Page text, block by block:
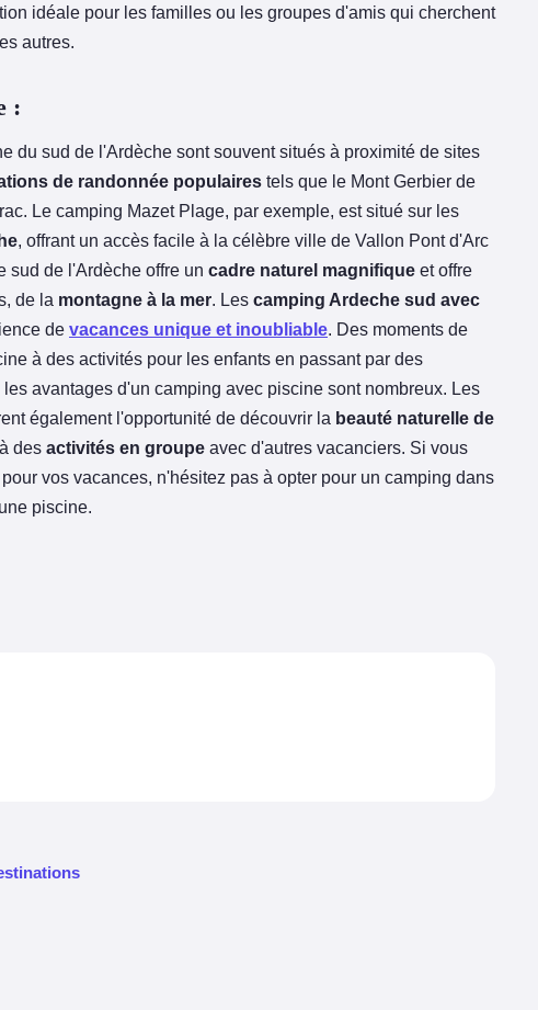
idéale pour les familles ou les groupes d'amis qui cherchent
autres.
:
du sud de l'Ardèche sont souvent situés à proximité de sites
de randonnée populaires tels que le Mont Gerbier de
Le camping Mazet Plage, par exemple, est situé sur les
, offrant un accès facile à la célèbre ville de Vallon Pont d'Arc
sud de l'Ardèche offre un cadre naturel magnifique et offre
de la montagne à la mer. Les camping Ardeche sud avec
de vacances unique et inoubliable. Des moments de
à des activités pour les enfants en passant par des
avantages d'un camping avec piscine sont nombreux. Les
également l'opportunité de découvrir la beauté naturelle de
des activités en groupe avec d'autres vacanciers. Si vous
vos vacances, n'hésitez pas à opter pour un camping dans
piscine.